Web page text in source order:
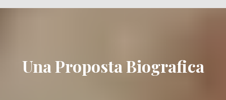
Una Proposta Biografica